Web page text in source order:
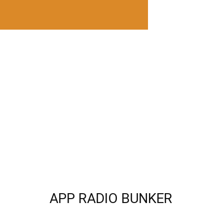
APP RADIO BUNKER